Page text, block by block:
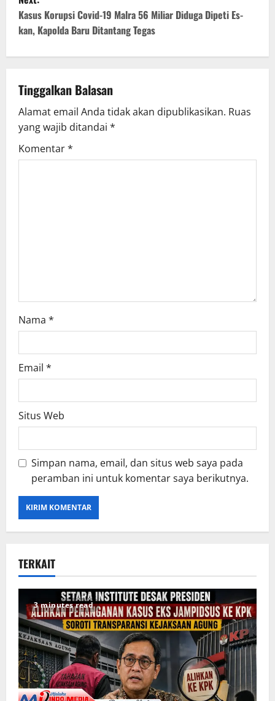
Kasus Korupsi Covid-19 Malra 56 Miliar Diduga Dipeti Es-
kan, Kapolda Baru Ditantang Tegas
Tinggalkan Balasan
Alamat email Anda tidak akan dipublikasikan. Ruas
yang wajib ditandai *
Komentar*
Nama *
Email *
Situs Web
Simpan nama, email, dan situs web saya pada
peramban ini untuk komentar saya berikutnya.
TERKAIT
3 minutes read